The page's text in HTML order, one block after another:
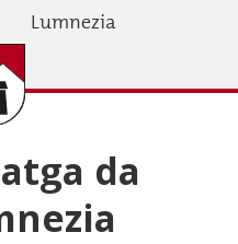
Lumnezia
da